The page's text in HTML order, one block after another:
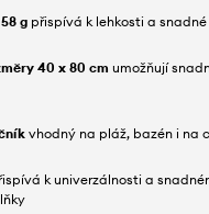
g přispívá k lehkosti a
40 x 80 cm umožňují
vhodný na pláž, bazén i na
k univerzálnosti a